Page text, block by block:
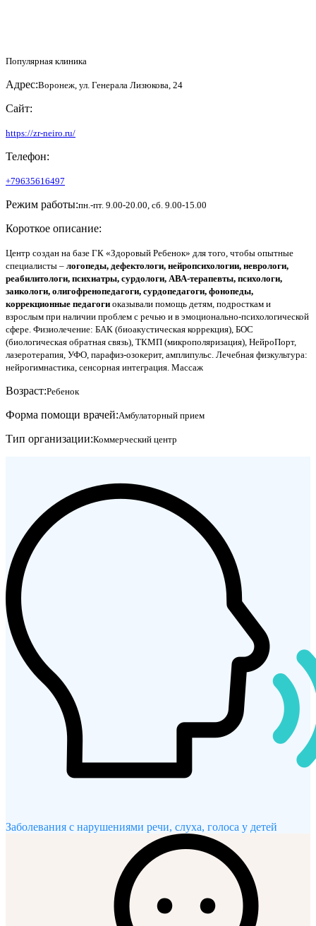
Популярная клиника
Адрес:Воронеж, ул. Генерала Лизюкова, 24
Сайт:
https://zr-neiro.ru/
Телефон:
+79635616497
Режим работы:пн.-пт. 9.00-20.00, сб. 9.00-15.00
Короткое описание:
Центр создан на базе ГК «Здоровый Ребенок» для того, чтобы опытные
специалисты – логопеды, дефектологи, нейропсихологии, неврологи,
реабилитологи, психиатры, сурдологи, АВА-терапевты, психологи,
заикологи, олигофренопедагоги, сурдопедагоги, фонопеды,
коррекционные педагоги оказывали помощь детям, подросткам и
взрослым при наличии проблем с речью и в эмоционально-психологической
сфере. Физиолечение: БАК (биоакустическая коррекция), БОС
(биологическая обратная связь), ТКМП (микрополяризация), НейроПорт,
лазеротерапия, УФО, парафиз-озокерит, амплипульс. Лечебная физкультура:
нейрогимнастика, сенсорная интеграция. Массаж
Возраст:Ребенок
Форма помощи врачей:Амбулаторный прием
Тип организации:Коммерческий центр
Заболевания с нарушениями речи, слуха, голоса у детей